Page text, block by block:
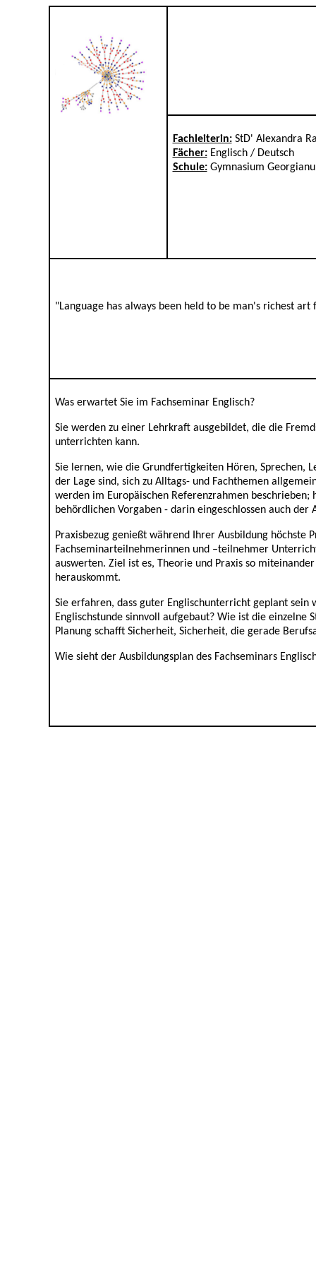
Fachleiterin:StD' Alexandra
Fächer:Englisch / Deutsch
Schule: Gymnasium
"Language has always been held to be man's richest
Was erwartet Sie im Fachseminar Englisch?
Sie werden zu einer Lehrkraft ausgebildet, die die
unterrichten kann.
Sie lernen, wie die Grundfertigkeiten Hören, Sprechen,
der Lage sind, sich zu Alltags- und Fachthemen
werden im Europäischen Referenzrahmen
behördlichen Vorgaben - darin eingeschlossen auch der
Praxisbezug genießt während Ihrer Ausbildung höchste
Fachseminarteilnehmerinnen und –teilnehmer
auswerten. Ziel ist es, Theorie und Praxis so
herauskommt.
Sie erfahren, dass guter Englischunterricht geplant
Englischstunde sinnvoll aufgebaut? Wie ist die einzelne
Planung schafft Sicherheit, Sicherheit, die gerade
Wie sieht der Ausbildungsplan des Fachseminars